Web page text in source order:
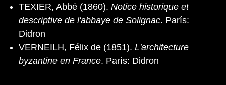
TEXIER, Abbé (1860). Notice historique et
descriptive de l'abbaye de Solignac. París:
Didron
VERNEILH, Félix de (1851). L'architecture
byzantine en France. París: Didron